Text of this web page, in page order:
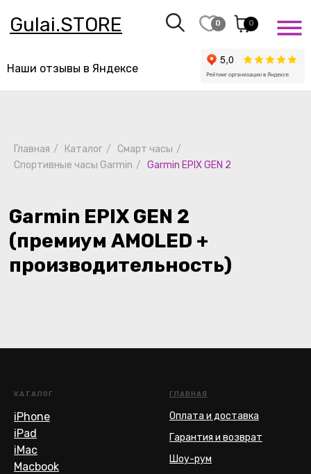
0
Gulai.STORE
Наши отзывы в Яндексе
Главная / Каталог / Смарт часы /
Спортивные часы Garmin / Garmin EPIX GEN 2
Garmin EPIX GEN 2
(премиум AMOLED +
КАТАЛОГ
iPhone
iPad
iMac
Macbook
ГЛАВНАЯ
Оплата и доставка
Гарантия и возврат
Шоу-рум